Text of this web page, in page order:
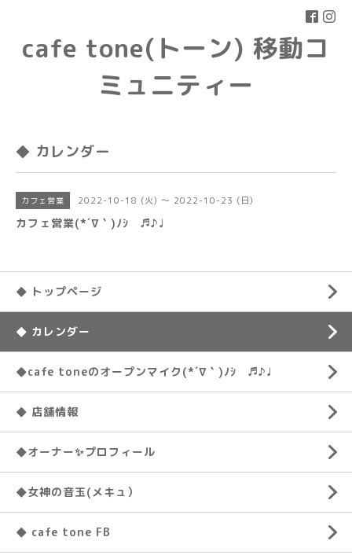
cafe tone(トーン) 移動コ
ミュニティー
◆ カレンダー
カフェ営業 2022-10-18 (火) ～ 2022-10-23 (日)
カフェ営業(*´∇｀)ﾉｼ ♬♪♩
◆ トップページ
◆ カレンダー
◆cafe toneのオープンマイク(*´∇｀)ﾉｼ ♬♪♩
◆ 店舗情報
◆オーナー✨プロフィール
◆女神の音玉(メキュ）
◆ cafe tone FB